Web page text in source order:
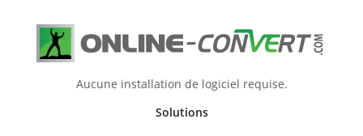
Aucune installation de logiciel requise.
Solutions